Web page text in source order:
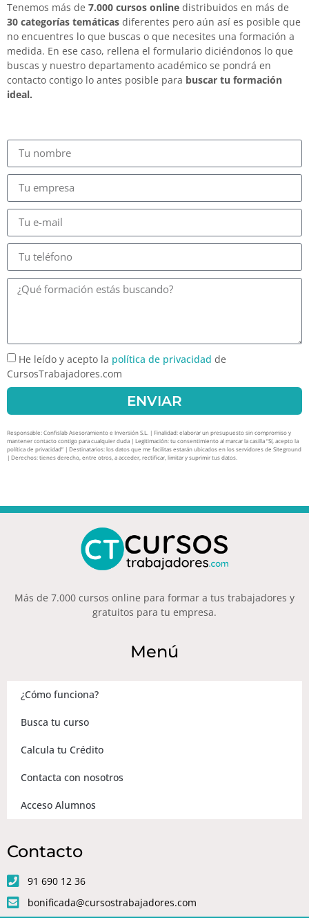
Tenemos más de 7.000 cursos online distribuidos en más de
30 categorías temáticas diferentes pero aún así es posible que
no encuentres lo que buscas o que necesites una formación a
medida. En ese caso, rellena el formulario diciéndonos lo que
buscas y nuestro departamento académico se pondrá en
contacto contigo lo antes posible para buscar tu formación
ideal.
He leído y acepto la política de privacidad de
CursosTrabajadores.com
ENVIAR
Responsable: Confislab Asesoramiento e Inversión S.L. | Finalidad: elaborar un presupuesto sin compromiso y
mantener contacto contigo para cualquier duda | Legitimación: tu consentimiento al marcar la casilla “Sí, acepto la
política de privacidad” | Destinatarios: los datos que me facilitas estarán ubicados en los servidores de Siteground
| Derechos: tienes derecho, entre otros, a acceder, rectificar, limitar y suprimir tus datos.
Más de 7.000 cursos online para formar a tus trabajadores y
gratuitos para tu empresa.
Menú
¿Cómo funciona?
Busca tu curso
Calcula tu Crédito
Contacta con nosotros
Acceso Alumnos
Contacto
91 690 12 36
bonificada@cursostrabajadores.com